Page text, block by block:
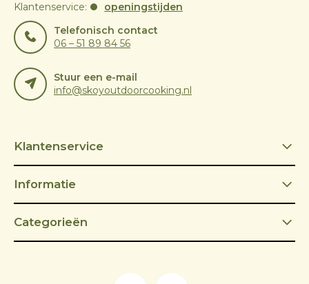
Klantenservice:
openingstijden
Telefonisch contact
06 – 51 89 84 56
Stuur een e-mail
info@skoyoutdoorcooking.nl
Klantenservice
Informatie
Categorieën